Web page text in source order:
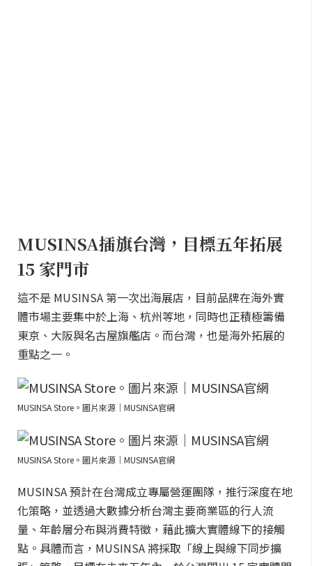
MUSINSA插旗台灣，目標五年拓展
15 家門市
這不是 MUSINSA 第一次出海展店，目前品牌在海外實
體市場主要集中於上海、杭州等地，同時也正積極籌備
東京、大阪與名古屋旗艦店。而台灣，也是海外拓展的
重點之一。
MUSINSA Store。圖片來源｜MUSINSA官網
MUSINSA Store。圖片來源｜MUSINSA官網
MUSINSA 預計在台灣成立專屬營運團隊，推行深度在地
化策略，並透過大數據分析台灣主要商業區的行人流
量、年齡層分布與消費特徵，藉此擴大實體線下的接觸
點。具體而言，MUSINSA 將採取「線上與線下同步擴